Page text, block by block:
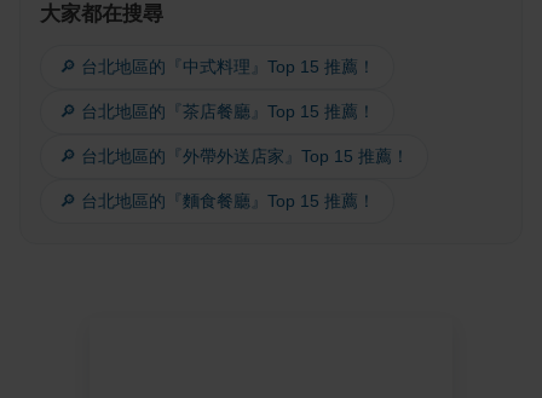
大家都在搜尋
🔎 台北地區的『中式料理』Top 15 推薦！
🔎 台北地區的『茶店餐廳』Top 15 推薦！
🔎 台北地區的『外帶外送店家』Top 15 推薦！
🔎 台北地區的『麵食餐廳』Top 15 推薦！